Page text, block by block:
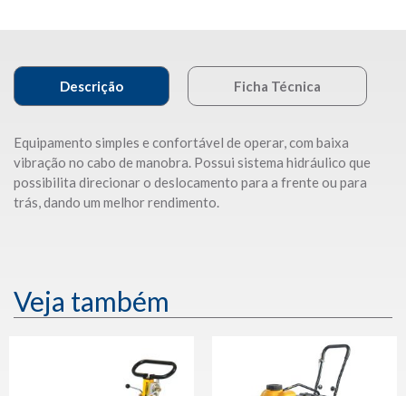
Descrição Ficha Técnica
Equipamento simples e confortável de operar, com baixa
vibração no cabo de manobra. Possui sistema hidráulico que
possibilita direcionar o deslocamento para a frente ou para
trás, dando um melhor rendimento.
Veja também